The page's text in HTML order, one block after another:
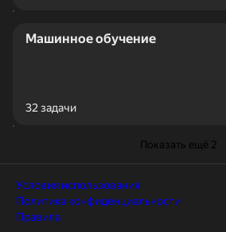
Машинное обучение
32 задачи
Показать ещё 2
Условия использования
Политика конфиденциальности
Правила